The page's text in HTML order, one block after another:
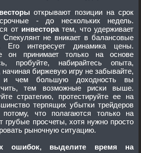
открывают позиции на срок
- до нескольких недель.
от инвесторатем, что удерживает
вникает в балансовые
Его интересует динамика цены.
биржевую игру не забывайте,
вы
тем возможные риски выше.
стратегию, протестируйте ее на
трейдеров
что полагаются только на
грубые просчеты, хотя нужно просто
рыночную ситуацию.
ошибок, выделите время на